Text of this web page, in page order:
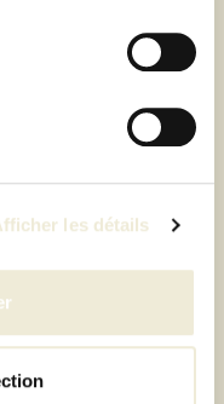
les détails
de ses feux de
végétales
et du dioxyde de
émissions nocives
mais vous
du feu.
plus qu'un